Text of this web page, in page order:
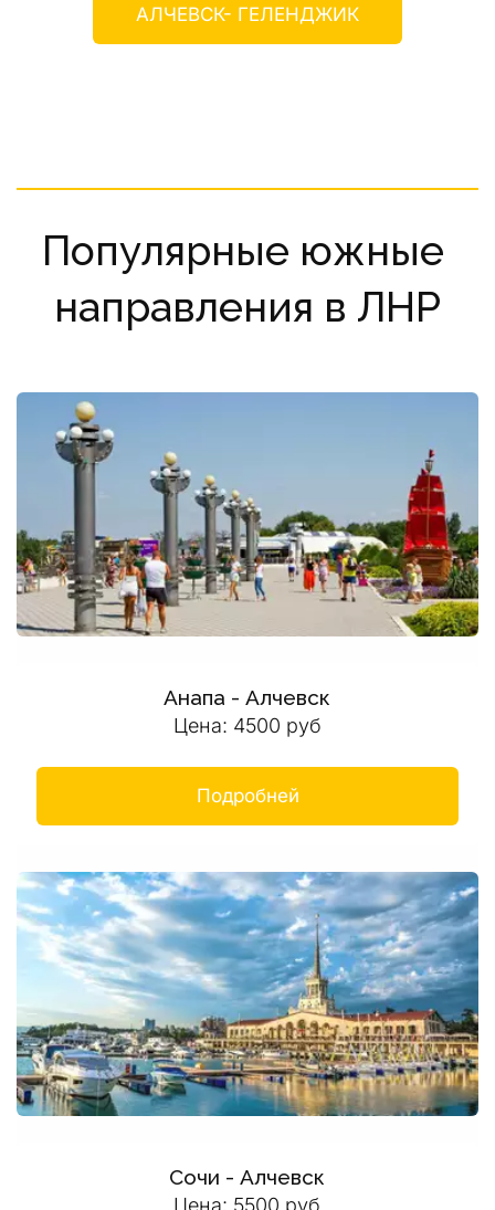
АЛЧЕВСК- ГЕЛЕНДЖИК
Популярные южные
направления в ЛНР
Анапа - Алчевск
Цена: 4500 руб
Подробней
Сочи - Алчевск
Цена: 5500 руб